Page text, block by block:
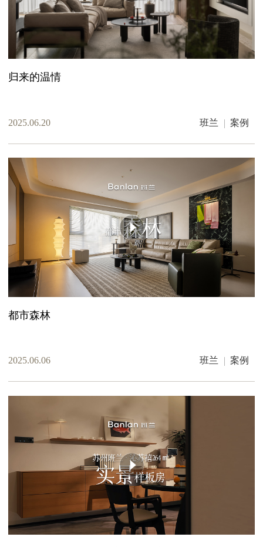
归来的温情
2025.06.20 班兰 案例
都市森林
2025.06.06 班兰 案例